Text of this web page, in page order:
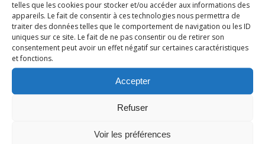
telles que les cookies pour stocker et/ou accéder aux informations des
appareils. Le fait de consentir à ces technologies nous permettra de
traiter des données telles que le comportement de navigation ou les ID
uniques sur ce site. Le fait de ne pas consentir ou de retirer son
consentement peut avoir un effet négatif sur certaines caractéristiques
et fonctions.
Accepter
Refuser
Voir les préférences
Nadine Administrateur
Répondre
à
Sandrine "Ma Bulle aux
Délices"
il y a 4
années
0
Répondre